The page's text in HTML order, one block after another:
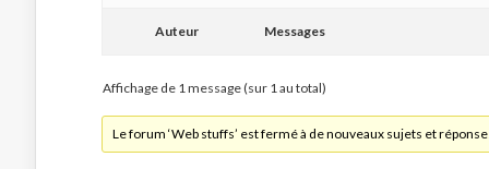
Auteur Messages
Affichage de 1 message (sur 1 au total)
Le forum ‘Web stuffs’ est fermé à de nouveaux sujets et